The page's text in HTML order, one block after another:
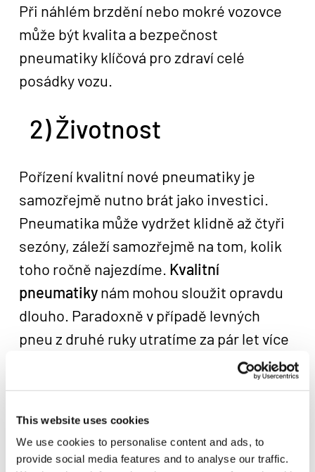
This website uses cookies
We use cookies to personalise content and ads, to
provide social media features and to analyse our traffic.
Při náhlém brzdění nebo mokré vozovce
může být kvalita a bezpečnost
pneumatiky klíčová pro zdraví celé
posádky vozu.
2) Životnost
Pořízení kvalitní nové pneumatiky je
samozřejmě nutno brát jako investici.
Pneumatika může vydržet klidně až čtyři
sezóny, záleží samozřejmě na tom, kolik
toho ročně najezdíme. Kvalitní
pneumatikynám mohou sloužit opravdu
dlouho. Paradoxně v případě levných
pneu z druhé ruky utratíme za pár let více
peněz, než bychom dali za pneumatiky
nové. Pokud koupíme pneumatiky staré
letech užívání budou již pneumatiky příliš